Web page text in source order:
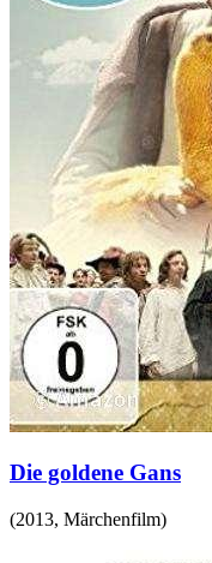
Die goldene Gans
(2013, Märchenfilm)